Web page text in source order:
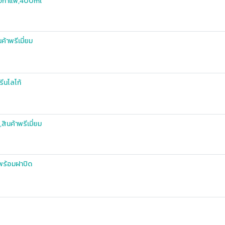
าพรีเมี่ยม
โลโก้
นค้าพรีเมี่ยม
ร้อมฝาปิด